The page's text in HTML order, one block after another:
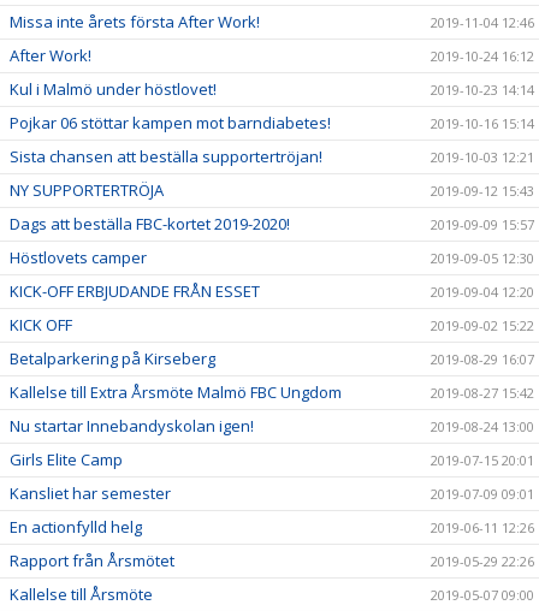
Missa inte årets första After Work! 2019-11-04 12:46
After Work! 2019-10-24 16:12
Kul i Malmö under höstlovet! 2019-10-23 14:14
Pojkar 06 stöttar kampen mot barndiabetes! 2019-10-16 15:14
Sista chansen att beställa supportertröjan! 2019-10-03 12:21
NY SUPPORTERTRÖJA 2019-09-12 15:43
Dags att beställa FBC-kortet 2019-2020! 2019-09-09 15:57
Höstlovets camper 2019-09-05 12:30
KICK-OFF ERBJUDANDE FRÅN ESSET 2019-09-04 12:20
KICK OFF 2019-09-02 15:22
Betalparkering på Kirseberg 2019-08-29 16:07
Kallelse till Extra Årsmöte Malmö FBC Ungdom 2019-08-27 15:42
Nu startar Innebandyskolan igen! 2019-08-24 13:00
Girls Elite Camp 2019-07-15 20:01
Kansliet har semester 2019-07-09 09:01
En actionfylld helg 2019-06-11 12:26
Rapport från Årsmötet 2019-05-29 22:26
Kallelse till Årsmöte 2019-05-07 09:00